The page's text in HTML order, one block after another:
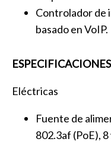
Controlador de
basado en VoIP.
Eléctricas
Fuente de
802.3af (PoE),